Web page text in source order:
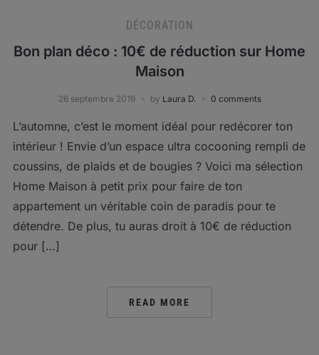
DÉCORATION
Bon plan déco : 10€ de réduction sur Home
Maison
26 septembre 2019 by Laura D. 0 comments
L’automne, c’est le moment idéal pour redécorer ton
intérieur ! Envie d’un espace ultra cocooning rempli de
coussins, de plaids et de bougies ? Voici ma sélection
Home Maison à petit prix pour faire de ton
appartement un véritable coin de paradis pour te
détendre. De plus, tu auras droit à 10€ de réduction
pour […]
READ MORE